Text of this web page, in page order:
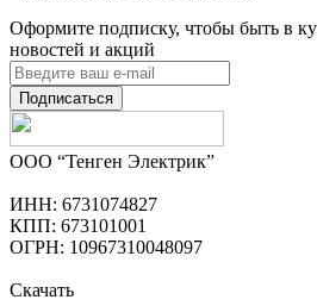
Оформите подписку, чтобы быть в
новостей и акций
Подписаться
ООО “Тенген Электрик”
ИНН: 6731074827
КПП: 673101001
ОГРН: 10967310048097
Скачать